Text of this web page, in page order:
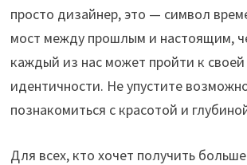
просто дизайнер, это — символ
мост между прошлым и настоящим,
каждый из нас может пройти к своей
идентичности. Не упустите
познакомиться с красотой и
Для всех, кто хочет получить